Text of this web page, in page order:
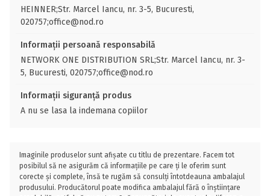
HEINNER;Str. Marcel Iancu, nr. 3-5, Bucuresti,
020757;office@nod.ro
Informații persoană responsabilă
NETWORK ONE DISTRIBUTION SRL;Str. Marcel Iancu, nr. 3-
5, Bucuresti, 020757;office@nod.ro
Informații siguranță produs
A nu se lasa la indemana copiilor
Imaginile produselor sunt afișate cu titlu de prezentare. Facem tot
posibilul să ne asigurăm că informațiile pe care ți le oferim sunt
corecte și complete, însă te rugăm să consulți întotdeauna ambalajul
produsului. Producătorul poate modifica ambalajul fără o înștiințare